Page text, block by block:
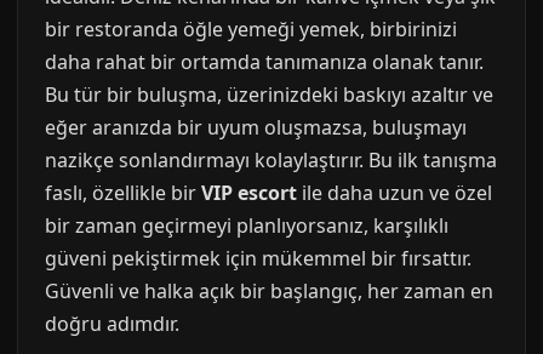
bir restoranda öğle yemeği yemek, birbirinizi
daha rahat bir ortamda tanımanıza olanak tanır.
Bu tür bir buluşma, üzerinizdeki baskıyı azaltır ve
eğer aranızda bir uyum oluşmazsa, buluşmayı
nazikçe sonlandırmayı kolaylaştırır. Bu ilk tanışma
faslı, özellikle birVIP escort ile daha uzun ve özel
bir zaman geçirmeyi planlıyorsanız, karşılıklı
güveni pekiştirmek için mükemmel bir fırsattır.
Güvenli ve halka açık bir başlangıç, her zaman en
doğru adımdır.